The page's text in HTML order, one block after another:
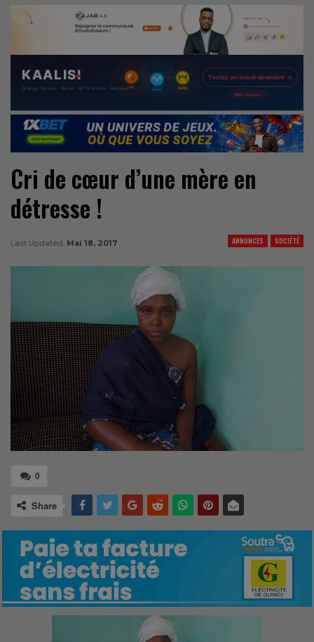
Cri de cœur d’une mère en
détresse !
ANNONCES SOCIÉTÉ
Last Updated Mai 18, 2017
0
Share